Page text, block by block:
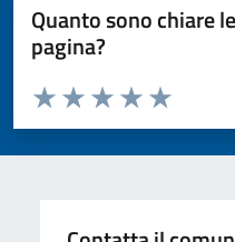
Quanto sono chiare
pagina?
Valuta da 1 a 5 stelle la pagina
Valuta 5
Valuta 4 stelle
Valuta 3 stelle su 5
Valuta 2 stelle su 5
Valuta 1 stelle su 5